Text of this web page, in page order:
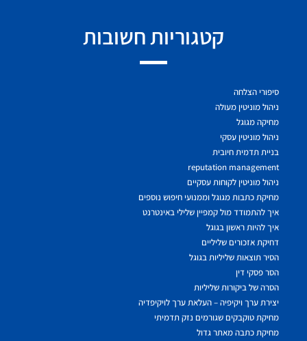
קטגוריות חשובות
סיפורי הצלחה
ניהול מוניטין מעולה
מחיקה מגוגל
ניהול מוניטין עסקי
בניית תדמית חיובית
reputation management
ניהול מוניטין לקוחות עסקיים
מחיקת כתבות מגוגל וממנועי חיפוש נוספים
איך להתמודד מול קמפיין שלילי באינטרנט
איך להיות ראשון בגוגל
דחיקת אזכורים שליליים
הסיר תוצאות שליליות בגוגל
הסר פסקי דין
הסרה של ביקורות שליליות
יצירת ערך ויקיפיה – העלאת ערך לויקיפדיה
מחיקת טוקבקים שגורמים נזק תדמיתי
מחיקת כתבה מאתר גדול